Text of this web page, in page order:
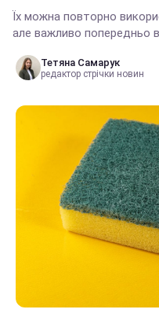
Їх можна повторно
але важливо попередньо
Тетяна Самарук
редактор стрічки новин